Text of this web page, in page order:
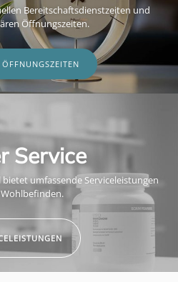
Bereitschaftsdienstzeiten und
Öffnungszeiten.
Service
umfassende Serviceleistungen